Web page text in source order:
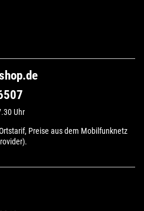
Uhr
Preise aus dem Mobilfunknetz